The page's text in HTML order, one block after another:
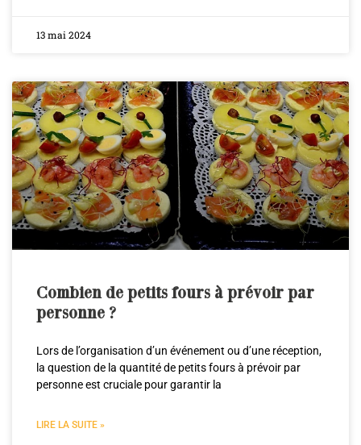
13 mai 2024
Combien de petits fours à prévoir par
personne ?
Lors de l’organisation d’un événement ou d’une réception,
la question de la quantité de petits fours à prévoir par
personne est cruciale pour garantir la
LIRE LA SUITE »